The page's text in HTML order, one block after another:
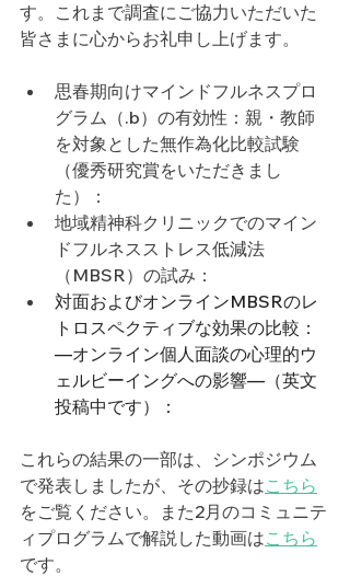
す。これまで調査にご協力いただいた
皆さまに心からお礼申し上げます。
思春期向けマインドフルネスプロ
グラム（.b）の有効性：親・教師
を対象とした無作為化比較試験
（優秀研究賞をいただきまし
た）：
地域精神科クリニックでのマイン
ドフルネスストレス低減法
（MBSR）の試み：
対面およびオンラインMBSRのレ
トロスペクティブな効果の比較：
―オンライン個人面談の心理的ウ
ェルビーイングへの影響―（英文
投稿中です）：
これらの結果の一部は、シンポジウム
で発表しましたが、その抄録はこちら
をご覧ください。また2月のコミュニテ
ィプログラムで解説した動画はこちら
です。